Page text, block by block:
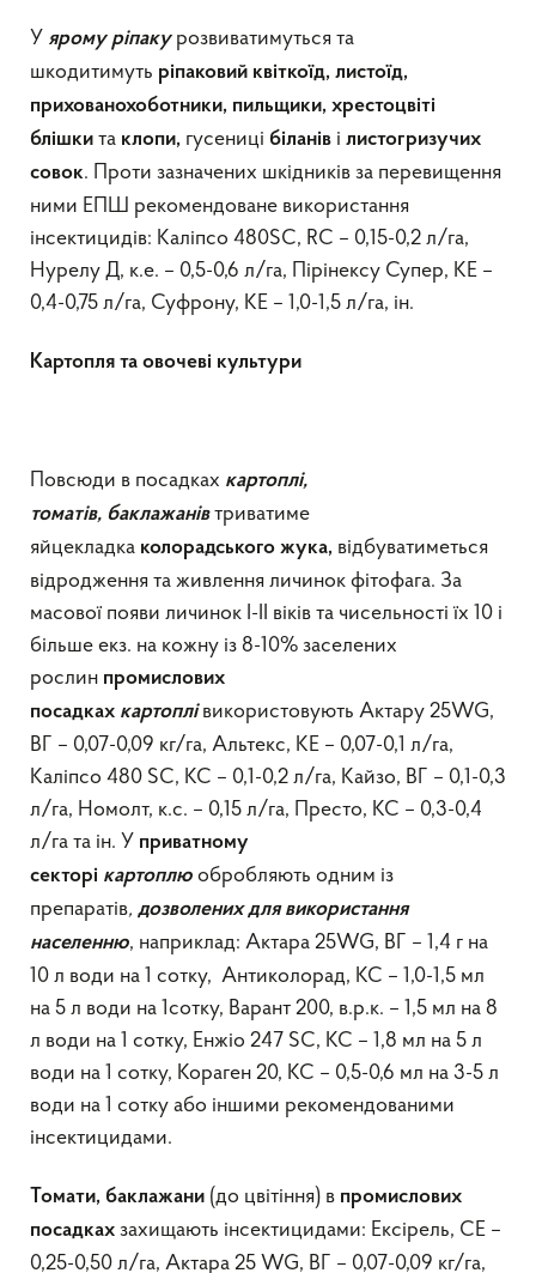
У ярому ріпакурозвиватимуться та
шкодитимуть ріпаковий квіткоїд, листоїд,
прихованохоботники, пильщики, хрестоцвіті
блішки та клопи, гусениці біланів і листогризучих
совок. Проти зазначених шкідників за перевищення
ними ЕПШ рекомендоване використання
інсектицидів: Каліпсо 480SC, RC – 0,15-0,2 л/га,
Нурелу Д, к.е. – 0,5-0,6 л/га, Пірінексу Супер, КЕ –
0,4-0,75 л/га, Суфрону, КЕ – 1,0-1,5 л/га, ін.
Картопля та овочеві культури
Повсюди в посадках картоплі,
томатів, баклажанівтриватиме
яйцекладка колорадського жука, відбуватиметься
відродження та живлення личинок фітофага. За
масової появи личинок I-II віків та чисельності їх 10 і
більше екз. на кожну із 8-10% заселених
рослин промислових
посадках картоплівикористовують Актару 25WG,
ВГ – 0,07-0,09 кг/га, Альтекс, КЕ – 0,07-0,1 л/га,
Каліпсо 480 SC, КС – 0,1-0,2 л/га, Кайзо, ВГ – 0,1-0,3
л/га, Номолт, к.с. – 0,15 л/га, Престо, КС – 0,3-0,4
л/га та ін. У приватному
секторі картоплю обробляють одним із
препаратів, дозволенихдля використання
населенню, наприклад: Актара 25WG, ВГ – 1,4 г на
10 л води на 1 сотку, Антиколорад, КС – 1,0-1,5 мл
на 5 л води на 1сотку, Варант 200, в.р.к. – 1,5 мл на 8
л води на 1 сотку, Енжіо 247 SC, КС – 1,8 мл на 5 л
води на 1 сотку, Кораген 20, КС – 0,5-0,6 мл на 3-5 л
води на 1 сотку або іншими рекомендованими
інсектицидами.
омати, баклажани (до цвітіння) в промислових
посадках захищають інсектицидами: Ексірель, СЕ –
0,25-0,50 л/га, Актара 25 WG, ВГ – 0,07-0,09 кг/га,